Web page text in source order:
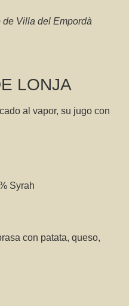
Villa del Empordà
LONJA
al vapor, su jugo con
Syrah
con patata, queso,